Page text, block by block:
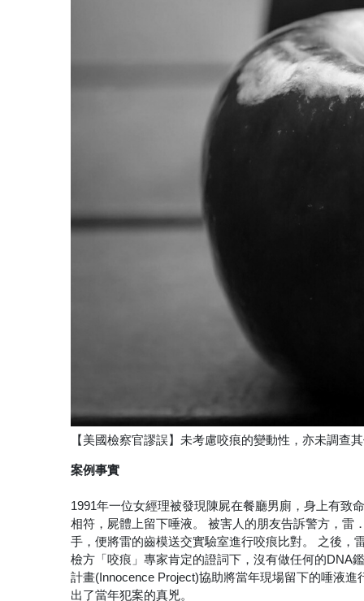
【美國檢察官謬誤】未考慮咬痕的變動性，亦未調查
案例事實
1991年一位女經理被發現陳屍在餐廳男廁，身上有致
相符，屍體上留下唾液。 被害人的朋友告訴警方，雷
手，便將雷的齒模送交實驗室進行咬痕比對。 之後，
檢方「咬痕」專家肯定的證詞下，沒有做任何的DNA
計畫(Innocence Project)協助將當年現場留下的唾液
出了當年犯案的真兇。